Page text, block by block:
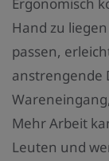
z
Ergonomisch
Hand zu
passen,
anstrengende
Mehr Arbeit
Leuten und